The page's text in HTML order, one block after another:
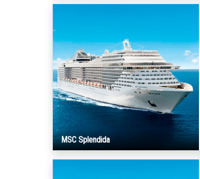
MSC Splendida